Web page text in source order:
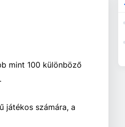
mint 100 különböző
játékos számára, a